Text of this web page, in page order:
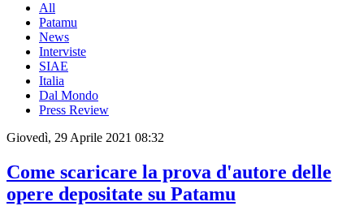
All
Patamu
News
Interviste
SIAE
Italia
Dal Mondo
Press Review
Giovedì, 29 Aprile 2021 08:32
Come scaricare la prova d'autore delle
opere depositate su Patamu